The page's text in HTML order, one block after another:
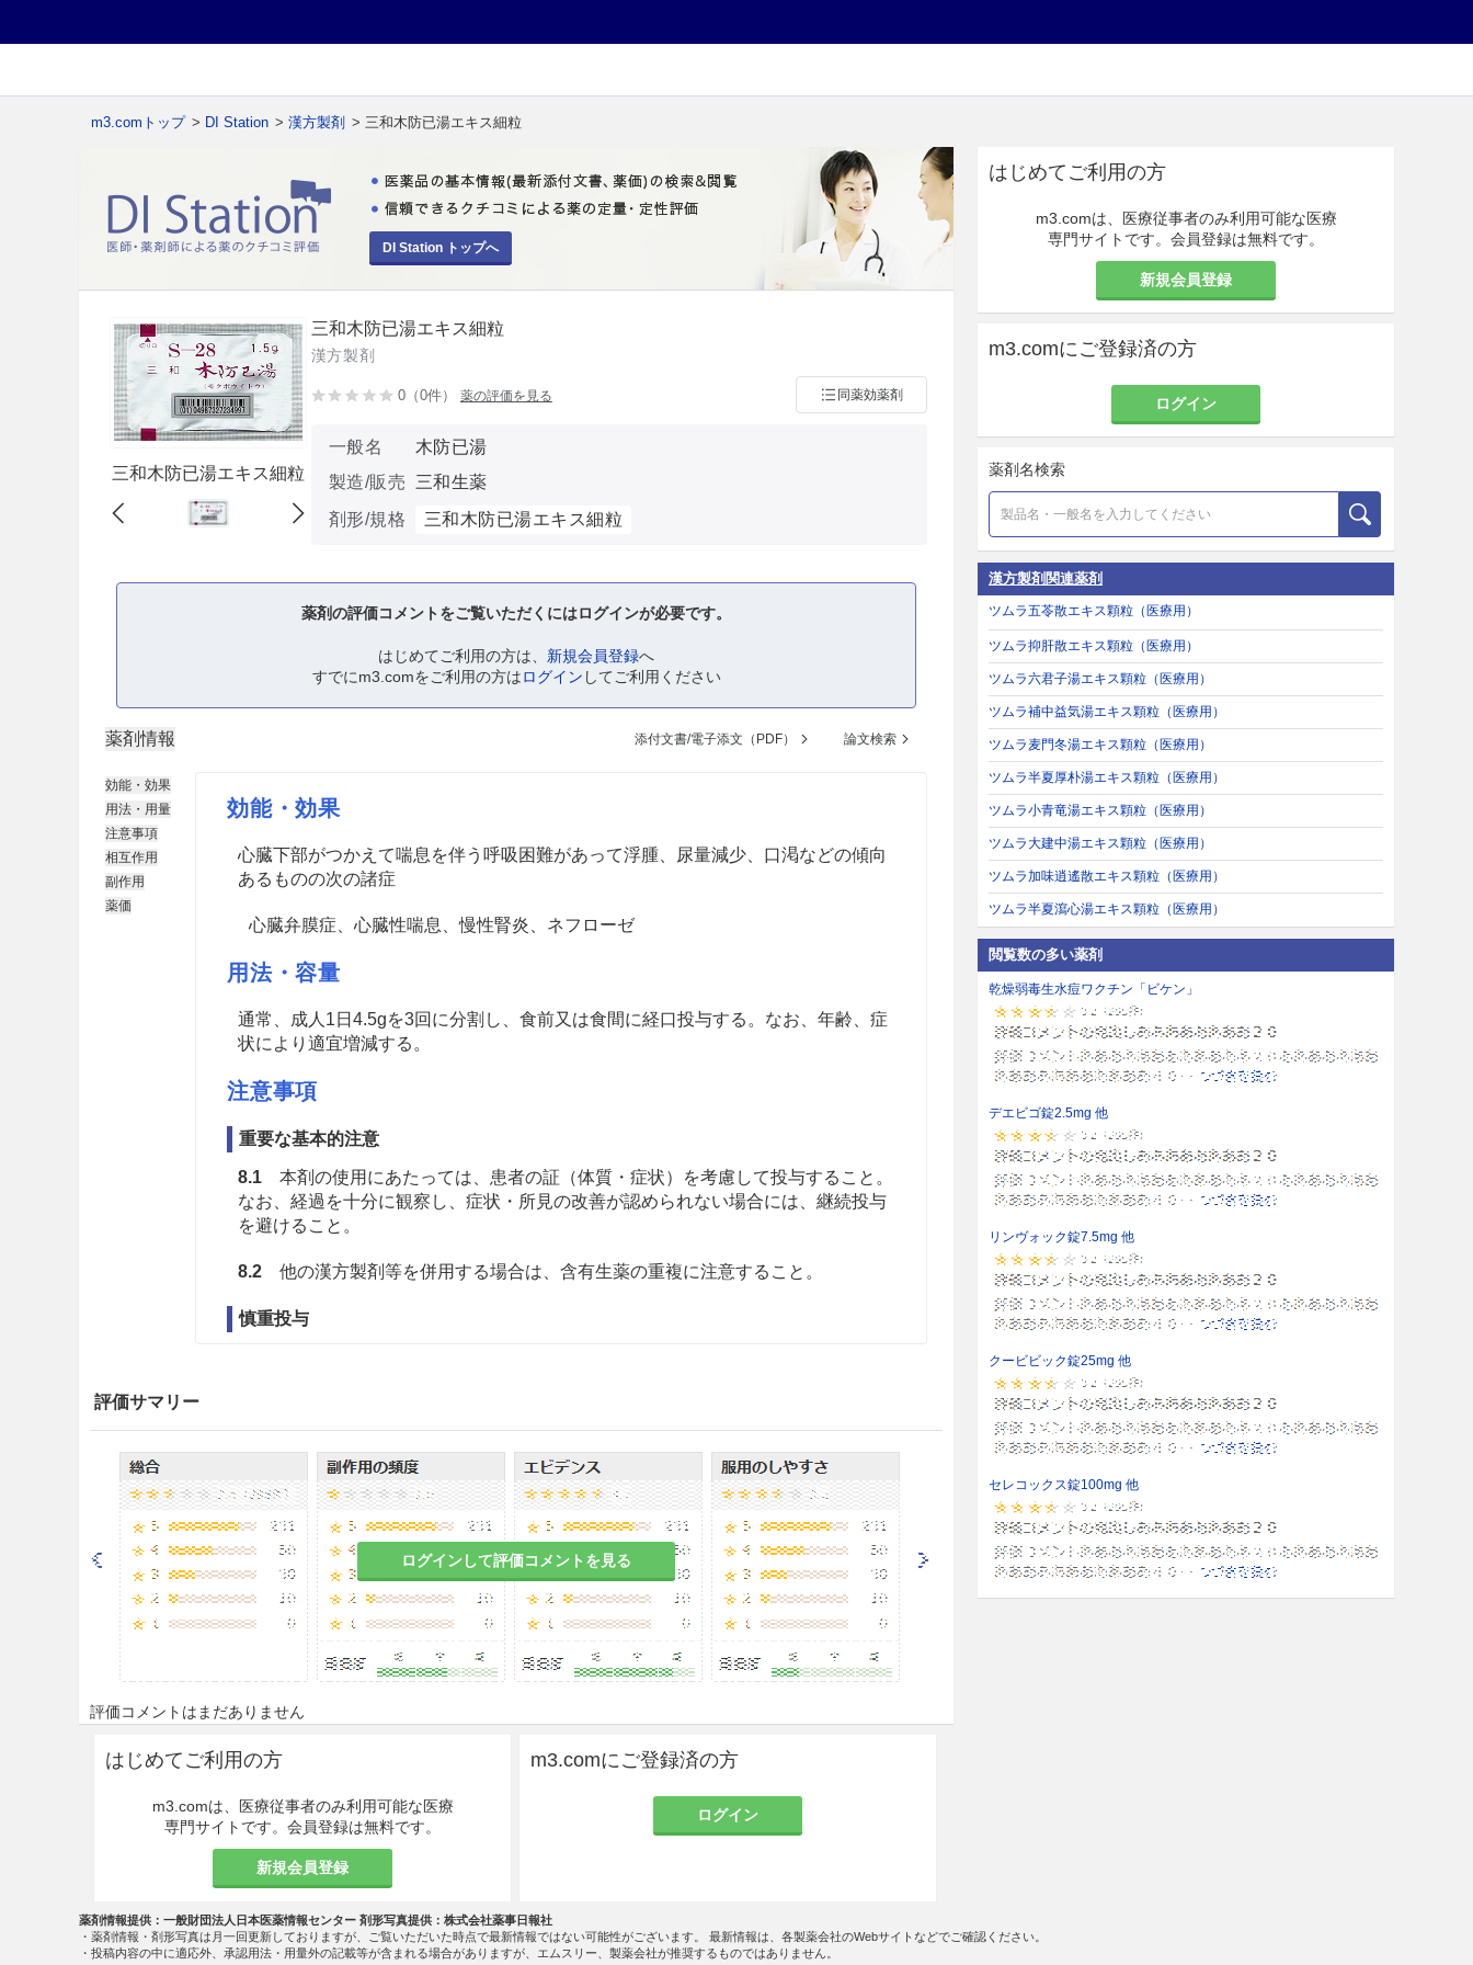
m3.comトップ > DI Station > 漢方製剤 > 三和木防已湯エキス細粒
DI Station トップへ
三和木防已湯エキス細粒
三和木防已湯エキス細粒
漢方製剤
0（0件） 薬の評価を見る 同薬効薬剤
一般名
木防已湯
製造/販売
三和生薬
剤形/規格
三和木防已湯エキス細粒
薬剤の評価コメントをご覧いただくにはログインが必要です。
はじめてご利用の方は、 新規会員登録へ
すでにm3.comをご利用の方はログイン してご利用ください
薬剤情報 添付文書/電子添文（PDF） 論文検索
効能・効果
用法・用量
注意事項
相互作用
副作用
薬価
効能・効果
心臓下部がつかえて喘息を伴う呼吸困難があって浮腫、尿量減少、口渇などの傾向
あるものの次の諸症
心臓弁膜症、心臓性喘息、慢性腎炎、ネフローゼ
用法・容量
通常、成人1日4.5gを3回に分割し、食前又は食間に経口投与する。なお、年齢、症
状により適宜増減する。
注意事項
重要な基本的注意
8.1本剤の使用にあたっては、患者の証（体質・症状）を考慮して投与すること。
なお、経過を十分に観察し、症状・所見の改善が認められない場合には、継続投与
を避けること。
8.2他の漢方製剤等を併用する場合は、含有生薬の重複に注意すること。
慎重投与
食欲不振、胃部不快感、軟便、下痢等があらわれるおそれがある。
9.5 妊婦
妊婦又は妊娠している可能性のある女性には、治療上の有益性が危険性を上回る
と判断される場合にのみ投与すること。
9.6 授乳婦
治療上の有益性及び母乳栄養の有益性を考慮し、授乳の継続又は中止を検討する
こと。
9.7 小児等
小児等を対象とした臨床試験は実施していない。
9.8 高齢者
減量するなど注意すること。一般に生理機能が低下している。
取扱上の注意
20.1本剤の品質を保つため、できるだけ湿気を避け、直射日光の当たらない涼し
評価サマリー
ログインして評価コメントを見る
評価コメントはまだありません
はじめてご利用の方
m3.comは、医療従事者のみ利用可能な医療
専門サイトです。会員登録は無料です。
新規会員登録
m3.comにご登録済の方
ログイン
はじめてご利用の方
m3.comは、医療従事者のみ利用可能な医療
専門サイトです。会員登録は無料です。
新規会員登録
m3.comにご登録済の方
ログイン
薬剤名検索
漢方製剤関連薬剤
ツムラ五苓散エキス顆粒（医療用）
ツムラ抑肝散エキス顆粒（医療用）
ツムラ六君子湯エキス顆粒（医療用）
ツムラ補中益気湯エキス顆粒（医療用）
ツムラ麦門冬湯エキス顆粒（医療用）
ツムラ半夏厚朴湯エキス顆粒（医療用）
ツムラ小青竜湯エキス顆粒（医療用）
ツムラ大建中湯エキス顆粒（医療用）
ツムラ加味逍遙散エキス顆粒（医療用）
ツムラ半夏瀉心湯エキス顆粒（医療用）
閲覧数の多い薬剤
乾燥弱毒生水痘ワクチン「ビケン」
デエビゴ錠2.5mg 他
リンヴォック錠7.5mg 他
クービビック錠25mg 他
セレコックス錠100mg 他
薬剤情報提供：一般財団法人日本医薬情報センター 剤形写真提供：株式会社薬事日報社
・薬剤情報・剤形写真は月一回更新しておりますが、ご覧いただいた時点で最新情報ではない可能性がございます。 最新情報は、各製薬会社のWebサイトなどでご確認ください。
・投稿内容の中に適応外、承認用法・用量外の記載等が含まれる場合がありますが、エムスリー、製薬会社が推奨するものではありません。